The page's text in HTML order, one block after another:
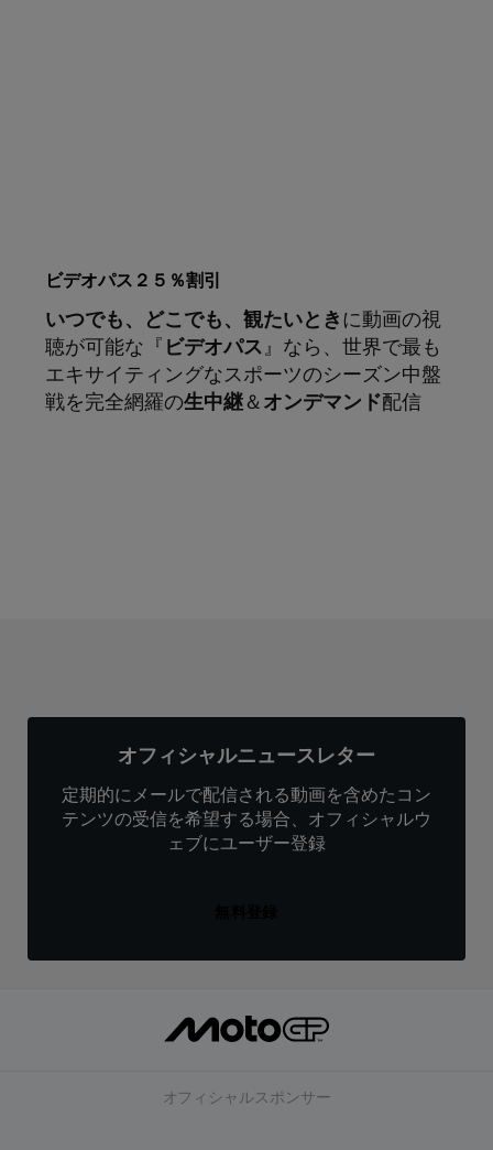
ビデオパス２５％割引
いつでも、どこでも、観たいとき に動画の視
聴が可能な『 ビデオパス』なら、世界で最も
エキサイティングなスポーツのシーズン中盤
戦を完全網羅の生中継＆ オンデマンド配信
オフィシャルニュースレター
定期的にメールで配信される動画を含めたコン
テンツの受信を希望する場合、オフィシャルウ
ェブにユーザー登録
オフィシャルスポンサー